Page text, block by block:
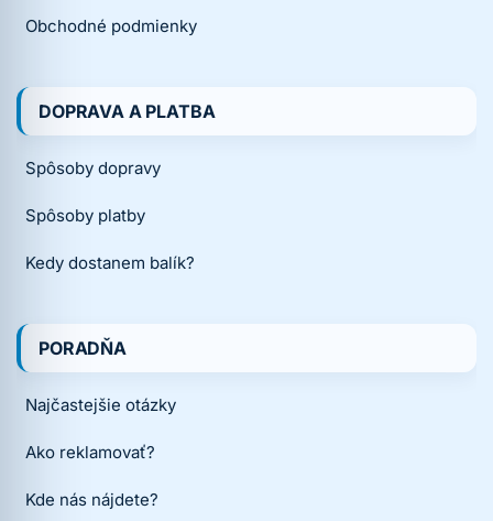
Obchodné podmienky
DOPRAVA A PLATBA
Spôsoby dopravy
Spôsoby platby
Kedy dostanem balík?
PORADŇA
Najčastejšie otázky
Ako reklamovať?
Kde nás nájdete?